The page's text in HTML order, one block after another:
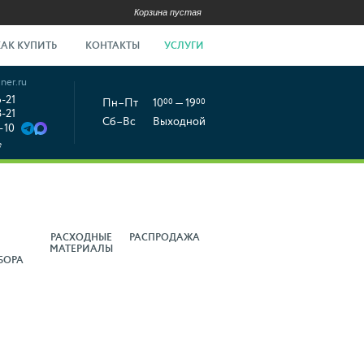
Корзина пустая
КУПИТЬ КОНТАКТЫ УСЛУГИ
21
21
10
Пн–Пт 1000 — 1900
Сб–Вс Выходной
РАСХОДНЫЕ
МАТЕРИАЛЫ
РАСПРОДАЖА